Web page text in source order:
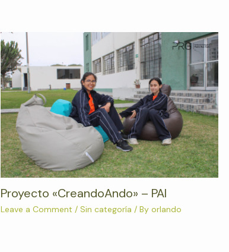
Proyecto «CreandoAndo» – PAI
Leave a Comment / Sin categoría / By orlando